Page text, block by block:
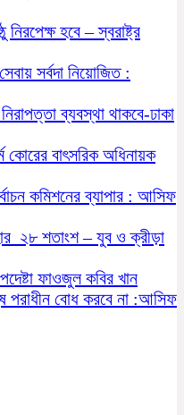
নিরপেক্ষ হবে – স্বরাষ্ট্র
সর্বদা নিয়োজিত :
ব্যবস্থা থাকবে-ঢাকা
কোরের বাৎসরিক অধিনায়ক
কমিশনের ব্যাপার : আসিফ
হার ২৮ শতাংশ – যুব ও ক্রীড়া
ফাওজুল কবির খান
পরাধীন বোধ করবে না :আসিফ